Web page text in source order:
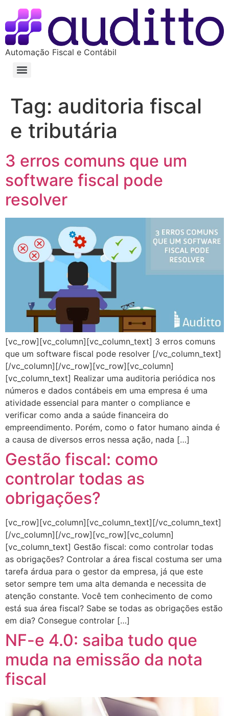
Automação Fiscal e Contábil
Tag: auditoria fiscal
e tributária
3 erros comuns que um
software fiscal pode
resolver
[vc_row][vc_column][vc_column_text] 3 erros comuns
que um software fiscal pode resolver [/vc_column_text]
[/vc_column][/vc_row][vc_row][vc_column]
[vc_column_text] Realizar uma auditoria periódica nos
números e dados contábeis em uma empresa é uma
atividade essencial para manter o compliance e
verificar como anda a saúde financeira do
empreendimento. Porém, como o fator humano ainda é
a causa de diversos erros nessa ação, nada […]
Gestão fiscal: como
controlar todas as
obrigações?
[vc_row][vc_column][vc_column_text][/vc_column_text]
[/vc_column][/vc_row][vc_row][vc_column]
[vc_column_text] Gestão fiscal: como controlar todas
as obrigações? Controlar a área fiscal costuma ser uma
tarefa árdua para o gestor da empresa, já que este
setor sempre tem uma alta demanda e necessita de
atenção constante. Você tem conhecimento de como
está sua área fiscal? Sabe se todas as obrigações estão
em dia? Consegue controlar […]
NF-e 4.0: saiba tudo que
muda na emissão da nota
fiscal